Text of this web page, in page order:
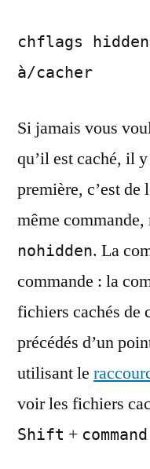
chflags
à/cacher
Si jamais vous
qu’il est caché, il
première, c’est
même
nohidden. La
commande : la
fichiers cachés de
précédés d’un
utilisant le
voir les fichiers
Shift + command